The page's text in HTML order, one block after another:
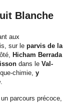
Blanche
aux
sur le parvis de la
Hicham Berrada
dans le Val-
chimie, y
.
parcours précoce,